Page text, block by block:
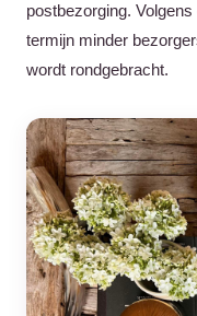
postbezorging.
termijn minder
wordt rondgebracht.